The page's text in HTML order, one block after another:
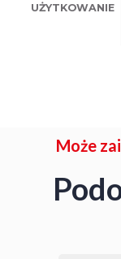
UŻYTKOWANIE
Może